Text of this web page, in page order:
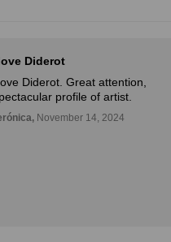
Diderot
Diderot. Great attention,
profile of artist.
November 14, 2024